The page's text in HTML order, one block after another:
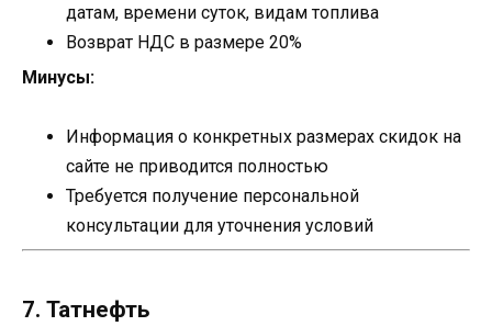
датам, времени суток, видам топлива
Возврат НДС в размере 20%
Минусы:
Информация о конкретных размерах скидок на
сайте не приводится полностью
Требуется получение персональной
консультации для уточнения условий
7. Татнефть